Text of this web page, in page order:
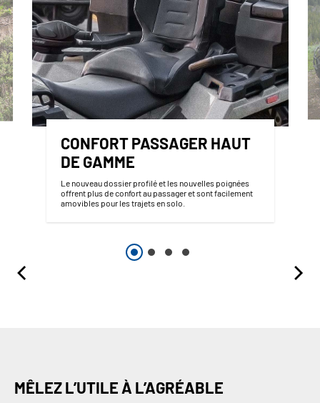
CONFORT PASSAGER HAUT
DE GAMME
Le nouveau dossier profilé et les nouvelles poignées
offrent plus de confort au passager et sont facilement
amovibles pour les trajets en solo.
MÊLEZ L’UTILE À L’AGRÉABLE